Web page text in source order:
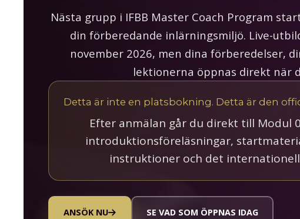
Nästa grupp i IFBB Master Coach Program
din förberedande inlärningsmiljö. Live-
november 2026, men dina förberedelser,
lektionerna öppnas direkt när
Detta är inte en platsbokning. Detta är den
Efter anmälan går du direkt till Modul
introduktionsföreläsningar,
instruktioner och det
ANSÖK NU SE VAD SOM ÖPPNAS IDAG